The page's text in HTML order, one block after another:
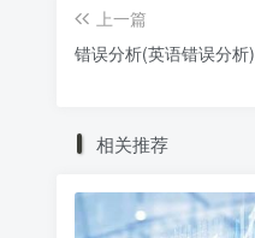
上一篇
错误分析(英语错误分析)
相关推荐